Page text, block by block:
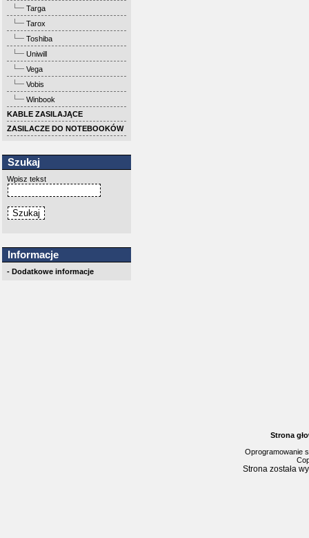
Targa
Tarox
Toshiba
Uniwill
Vega
Vobis
Winbook
KABLE ZASILAJĄCE
ZASILACZE DO NOTEBOOKÓW
Szukaj
Wpisz tekst
Informacje
- Dodatkowe informacje
Strona
Oprogramowanie
Strona została